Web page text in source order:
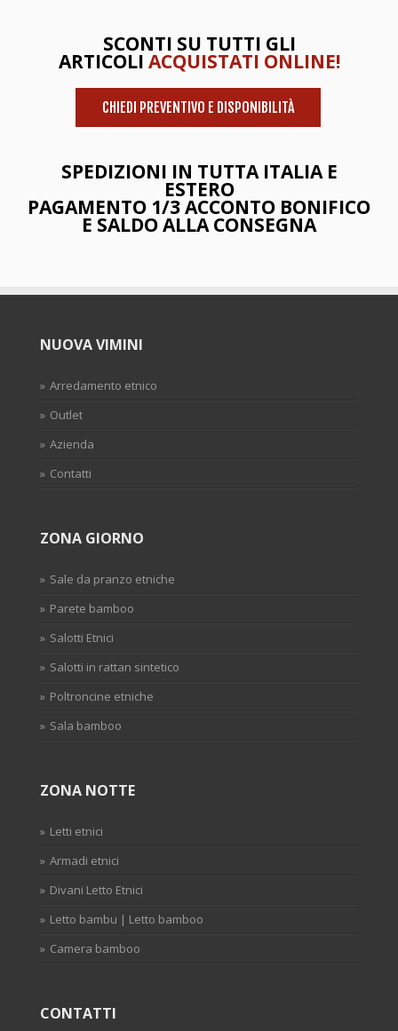
SCONTI SU TUTTI GLI
ARTICOLI ACQUISTATI ONLINE!
CHIEDI PREVENTIVO E DISPONIBILITÀ
SPEDIZIONI IN TUTTA ITALIA E
ESTERO
PAGAMENTO 1/3 ACCONTO BONIFICO
E SALDO ALLA CONSEGNA
NUOVA VIMINI
Arredamento etnico
Outlet
Azienda
Contatti
ZONA GIORNO
Sale da pranzo etniche
Parete bamboo
Salotti Etnici
Salotti in rattan sintetico
Poltroncine etniche
Sala bamboo
ZONA NOTTE
Letti etnici
Armadi etnici
Divani Letto Etnici
Letto bambu | Letto bamboo
Camera bamboo
CONTATTI